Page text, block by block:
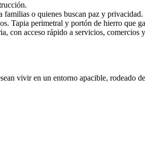
o quienes buscan paz y privacidad.
Tapia perimetral y portón de hierro que
con acceso rápido a servicios, comercios
vivir en un entorno apacible, rodeado